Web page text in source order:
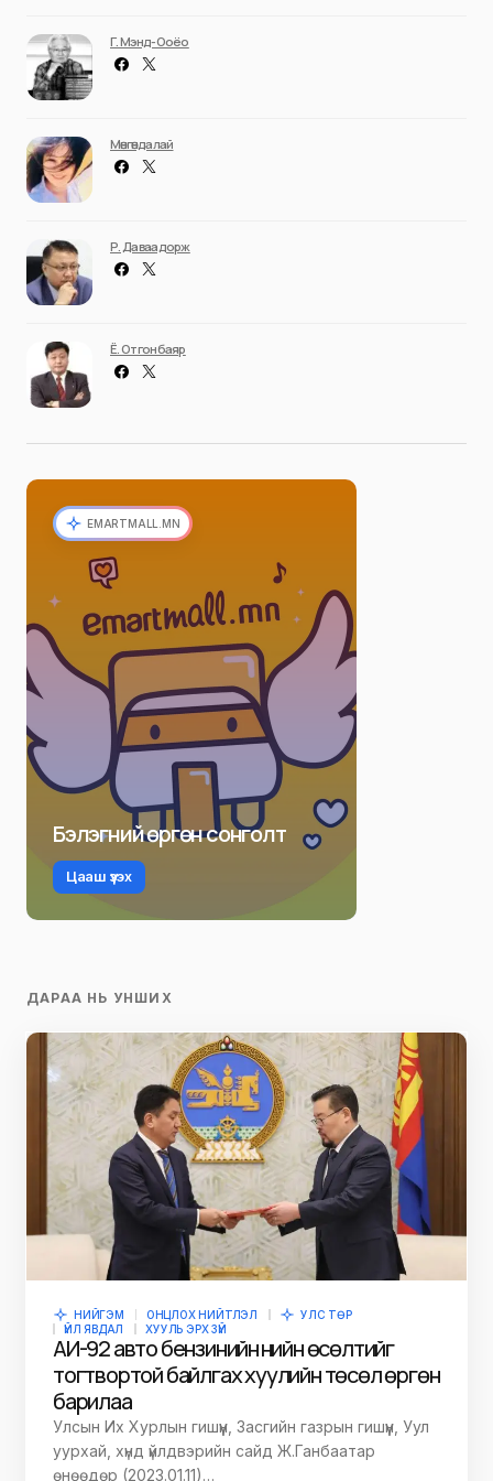
Г. Мэнд-Ооёо
Мөнгөндалай
Р. Даваадорж
Ё. Отгонбаяр
EMARTMALL.MN
Бэлэгний өргөн сонголт
Цааш үзэх
ДАРАА НЬ УНШИХ
НИЙГЭМ ОНЦЛОХ НИЙТЛЭЛ
УЛС ТӨР
ҮЙЛ ЯВДАЛ
ХУУЛЬ ЭРХ ЗҮЙ
АИ-92 авто бензинийн үнийн өсөлтийг
тогтвортой байлгах хуулийн төсөл өргөн
барилаа
Улсын Их Хурлын гишүүн, Засгийн газрын гишүүн, Уул
уурхай, хүнд үйлдвэрийн сайд Ж.Ганбаатар
өнөөдөр (2023.01.11)…